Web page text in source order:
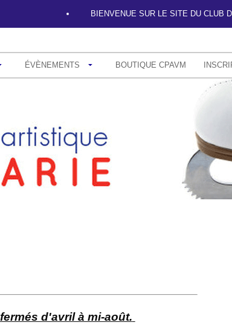
BIENVENUE SUR LE SITE DU
ÉVÈNEMENTS BOUTIQUE CPAVM
d'avril à mi-août.